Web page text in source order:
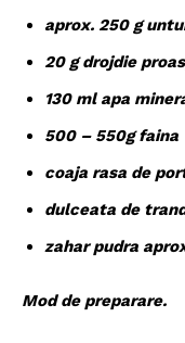
aprox. 250 g
20 g drojdie
130 ml apa
500 – 550g faina
coaja rasa de
dulceata de
zahar pudra
Mod de preparare.